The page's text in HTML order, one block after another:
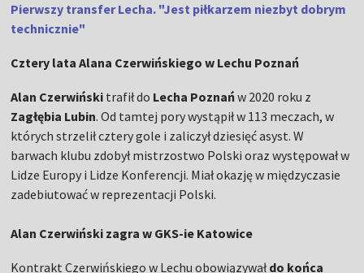
Pierwszy transfer Lecha. "Jest piłkarzem niezbyt dobrym
technicznie"
Cztery lata Alana Czerwińskiego w Lechu Poznań
Alan Czerwiński trafił do Lecha Poznańw 2020 roku z
Zagłębia Lubin. Od tamtej pory wystąpił w 113 meczach, w
których strzelił cztery gole i zaliczył dziesięć asyst. W
barwach klubu zdobył mistrzostwo Polski oraz występował w
Lidze Europy i Lidze Konferencji. Miał okazję w międzyczasie
zadebiutować w reprezentacji Polski.
Alan Czerwiński zagra w GKS-ie Katowice
Kontrakt Czerwińskiego w Lechu obowiązywałdo końca